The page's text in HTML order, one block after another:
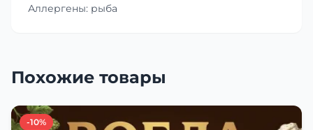
Аллергены: рыба
Похожие товары
-10%